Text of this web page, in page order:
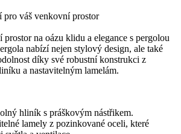
pro váš venkovní prostor
na oázu klidu a elegance s pergolou
nabízí nejen stylový design, ale také
díky své robustní konstrukci z
a nastavitelným lamelám.
hliník s práškovým nástřikem.
lamely z pozinkované oceli, které